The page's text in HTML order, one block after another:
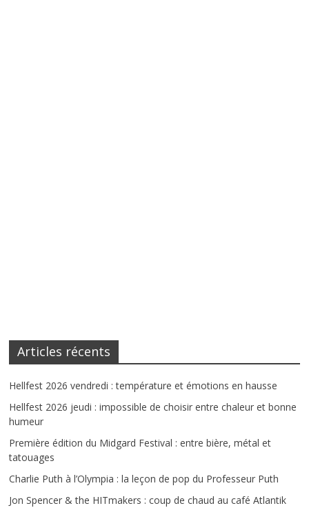
Articles récents
Hellfest 2026 vendredi : température et émotions en hausse
Hellfest 2026 jeudi : impossible de choisir entre chaleur et bonne
humeur
Première édition du Midgard Festival : entre bière, métal et
tatouages
Charlie Puth à l’Olympia : la leçon de pop du Professeur Puth
Jon Spencer & the HITmakers : coup de chaud au café Atlantik